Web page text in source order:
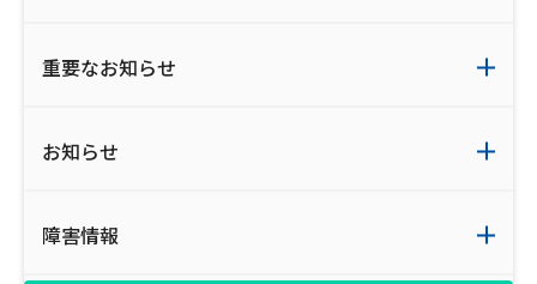
広告掲載のご案内
重要なお知らせ
お知らせ
障害情報